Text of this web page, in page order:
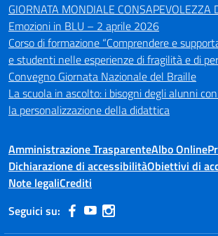
GIORNATA MONDIALE CONSAPEVOLEZZA
Emozioni in BLU – 2 aprile 2026
Corso di formazione “Comprendere e
e studenti nelle esperienze di fragilità e di
Convegno Giornata Nazionale del Braille
La scuola in ascolto: i bisogni degli alunni
la personalizzazione della didattica
Amministrazione TrasparenteAlbo Online
Dichiarazione di accessibilitàObiettivi di
Note legaliCrediti
Seguici su: